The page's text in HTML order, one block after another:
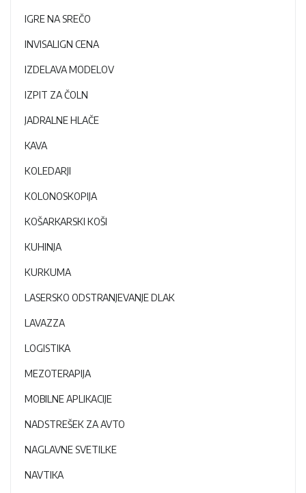
IGRE NA SREČO
INVISALIGN CENA
IZDELAVA MODELOV
IZPIT ZA ČOLN
JADRALNE HLAČE
KAVA
KOLEDARJI
KOLONOSKOPIJA
KOŠARKARSKI KOŠI
KUHINJA
KURKUMA
LASERSKO ODSTRANJEVANJE DLAK
LAVAZZA
LOGISTIKA
MEZOTERAPIJA
MOBILNE APLIKACIJE
NADSTREŠEK ZA AVTO
NAGLAVNE SVETILKE
NAVTIKA